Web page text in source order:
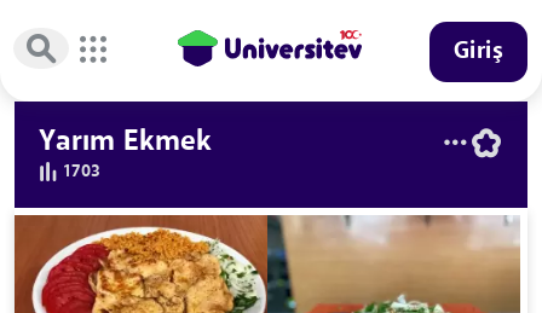
Giriş
Yarım Ekmek
1703